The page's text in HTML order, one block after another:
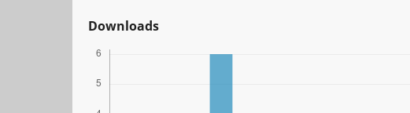
Downloads